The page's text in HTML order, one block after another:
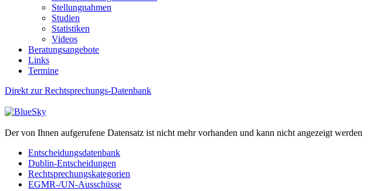
Stellungnahmen
Studien
Statistiken
Videos
Beratungsangebote
Links
Termine
Direkt zur Rechtsprechungs-Datenbank
Der von Ihnen aufgerufene Datensatz ist nicht mehr vorhanden und kann nicht angezeigt werden
Entscheidungsdatenbank
Dublin-Entscheidungen
Rechtsprechungskategorien
EGMR-/UN-Ausschüsse